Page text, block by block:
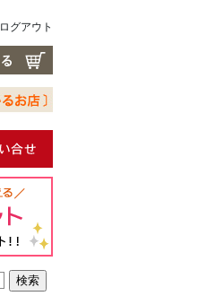
ログアウト